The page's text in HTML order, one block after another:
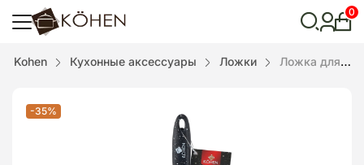
пошук
0
Kohen Кухонные аксессуары Ложки Ложка для спагетти 28 см Illusion силиконовая
-35%